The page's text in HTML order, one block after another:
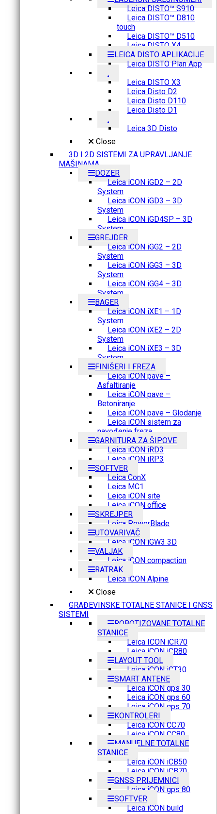
Leica DISTO™ S910
Leica DISTO™ D810
touch
Leica DISTO™ D510
Leica DISTO X4
LEICA DISTO APLIKACIJE
Leica DISTO Plan App
.
Leica DISTO X3
Leica Disto D2
Leica Disto D110
Leica Disto D1
.
Leica 3D Disto
Close
3D I 2D SISTEMI ZA UPRAVLJANJE
MAŠINAMA
DOZER
Leica iCON iGD2 – 2D
System
Leica iCON iGD3 – 3D
System
Leica iCON iGD4SP – 3D
System
GREJDER
Leica iCON iGG2 – 2D
System
Leica iCON iGG3 – 3D
System
Leica iCON iGG4 – 3D
System
BAGER
Leica iCON iXE1 – 1D
System
Leica iCON iXE2 – 2D
System
Leica iCON iXE3 – 3D
System
FINIŠERI I FREZA
Leica iCON pave –
Asfaltiranje
Leica iCON pave –
Betoniranje
Leica iCON pave – Glodanje
Leica iCON sistem za
navođenje freza
GARNITURA ZA ŠIPOVE
Leica iCON iRD3
Leica iCON iRP3
SOFTVER
Leica ConX
Leica MC1
Leica iCON site
Leica iCON office
SKREJPER
Leica PowerBlade
UTOVARIVAČ
Leica iCON iGW3 3D
VALJAK
Leica iCON compaction
RATRAK
Leica iCON Alpine
Close
GRAĐEVINSKE TOTALNE STANICE I GNSS
SISTEMI
ROBOTIZOVANE TOTALNE
STANICE
Leica ICON iCR70
Leica iCON iCR80
LAYOUT TOOL
Leica iCON iCT30
SMART ANTENE
Leica iCON gps 30
Leica iCON gps 60
Leica iCON gps 70
KONTROLERI
Leica iCON CC70
Leica iCON CC80
MANUELNE TOTALNE
STANICE
Leica iCON iCB50
Leica iCON iCB70
GNSS PRIJEMNICI
Leica iCON gps 80
SOFTVER
Leica iCON build